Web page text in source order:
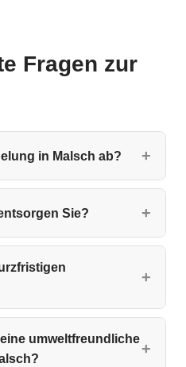
Fragen zur
in Malsch ab?
Sie?
umweltfreundliche